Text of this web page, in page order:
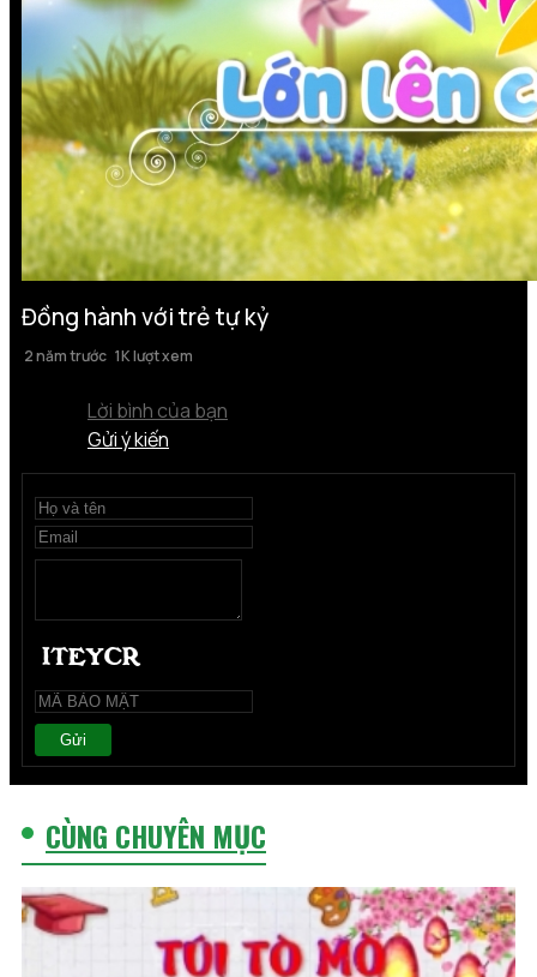
Đồng hành với trẻ tự kỷ
2 năm trước 1K lượt xem
Lời bình của bạn
Gửi ý kiến
Gửi
CÙNG CHUYÊN MỤC